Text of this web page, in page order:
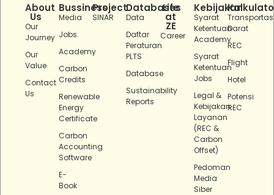
About
Us
Our
Journey
Our
Value
Contact
Us
Bussiness
Media
Jobs
Academy
Carbon
Credits
Renewable
Energy
Certificate
Carbon
Accounting
Software
E-
Book
Project
SINAR
Databases
Data
Daftar
Peraturan
PLTS
Database
Sustainability
Reports
Life
at
ZE
Career
Kebijakan
Syarat
Ketentuan
Academy
Syarat
Ketentuan
Jobs
Legal &
Kebijakan
Layanan
(REC &
Carbon
Offset)
Pedoman
Media
Siber
Darat
REC
Flight
Hotel
Potensi
REC